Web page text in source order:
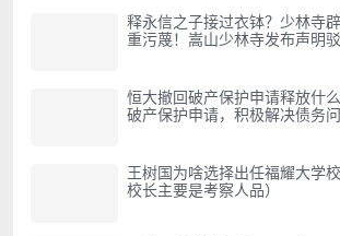
释永信之子接过衣钵？少林寺
重污蔑！嵩山少林寺发布声明驳
恒大撤回破产保护申请释放什
破产保护申请，积极解决债务
王树国为啥选择出任福耀大学
校长主要是考察人品）